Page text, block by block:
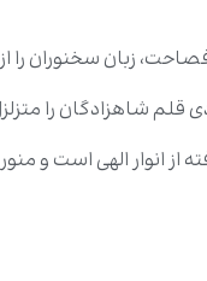
زبان سخنوران
قلم شاهزادگان را
از انوار الهی